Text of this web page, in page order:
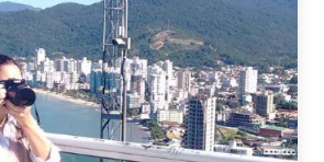
ITALIANA